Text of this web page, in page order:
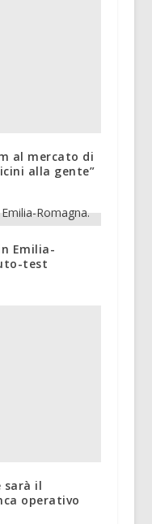
al mercato di
alla gente”
Emilia-
test
sarà il
operativo